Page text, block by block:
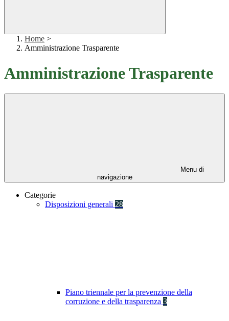
Home >
Amministrazione Trasparente
Amministrazione Trasparente
Menu di
navigazione
Categorie
Disposizioni generali 28
Piano triennale per la prevenzione della
corruzione e della trasparenza 3